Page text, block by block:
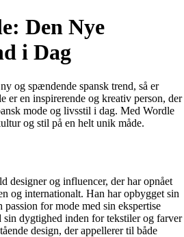
Den Nye
i Dag
og spændende spansk trend, så er
er en inspirerende og kreativ person, der
mode og livsstil i dag. Med Wordle
og stil på en helt unik måde.
designer og influencer, der har opnået
og internationalt. Han har opbygget sin
for mode med sin ekspertise
dygtighed inden for tekstiler og farver
design, der appellerer til både